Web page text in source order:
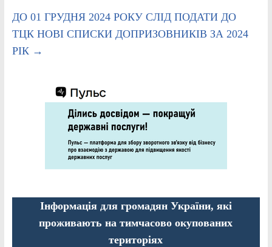
ДО 01 ГРУДНЯ 2024 РОКУ СЛІД ПОДАТИ ДО
ТЦК НОВІ СПИСКИ ДОПРИЗОВНИКІВ ЗА 2024
РІК →
Інформація для громадян України, які
проживають на тимчасово окупованих
територіях